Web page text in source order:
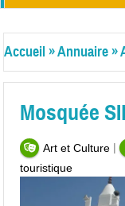
Accueil»Annuaire»
Mosquée
Art et Culture|
touristique